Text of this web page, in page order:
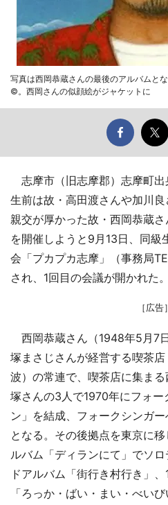
写真は西岡恭蔵さんの最後のアルバムと
©。西岡さんの似顔絵がジャケットに
志摩市（旧志摩郡）志摩町出
生前は故・高田渡さんや加川
親交が厚かった故・西岡恭蔵
を開催しようと9月13日、同級
会「プカプカ志摩」（事務局
され、1回目の会議が開かれた。
［広告］
西岡恭蔵さん（1948年5月7
塚まさじさんが経営する喫茶
波）の常連で、喫茶店に集ま
塚さんの3人で1970年にフォー
ン」を結成、フォークシンガ
となる。その後拠点を東京に
ルバム「ディランにて」でソ
ドアルバム「街行き村行き」
「ろっか・ばい・まい・べい